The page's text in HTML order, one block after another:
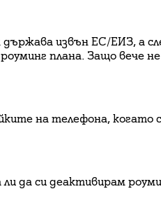
извън ЕС/ЕИЗ, а
плана. Защо вече
на телефона, когато
да си деактивирам